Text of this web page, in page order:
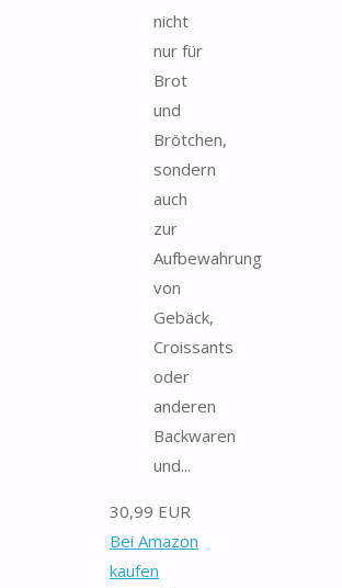
nicht
nur für
Brot
und
Brötchen,
sondern
auch
zur
Aufbewahrung
von
Gebäck,
Croissants
oder
anderen
Backwaren
und...
30,99 EUR
Bei Amazon
kaufen